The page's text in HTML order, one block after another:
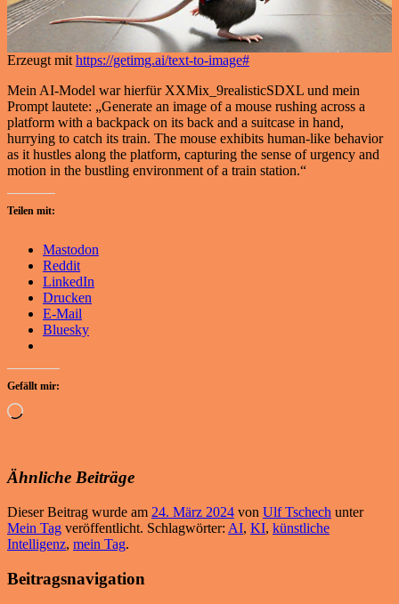
Erzeugt mit https://getimg.ai/text-to-image#
Mein AI-Model war hierfür XXMix_9realisticSDXL und mein
Prompt lautete: „Generate an image of a mouse rushing across a
platform with a backpack on its back and a suitcase in hand,
hurrying to catch its train. The mouse exhibits human-like behavior
as it hustles along the platform, capturing the sense of urgency and
motion in the bustling environment of a train station.“
Teilen mit:
Mastodon
Reddit
LinkedIn
Drucken
E-Mail
Bluesky
Gefällt mir:
Wird
Ähnliche Beiträge
Dieser Beitrag wurde am 24. März 2024 von Ulf Tschech unter
Mein Tag veröffentlicht. Schlagwörter: AI, KI, künstliche
Intelligenz, mein Tag.
Beitragsnavigation